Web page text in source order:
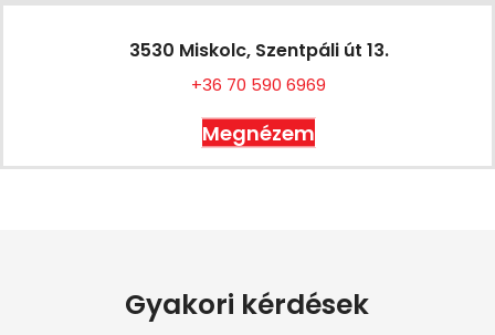
3530 Miskolc, Szentpáli út 13.
+36 70 590 6969
Megnézem
Gyakori kérdések